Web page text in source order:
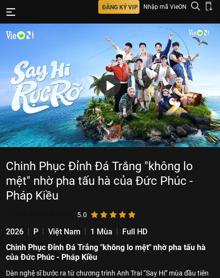
ĐĂNG KÝ VIP Nhập mã VieON
Chinh Phục Đỉnh Đá Trắng "không lo
mệt" nhờ pha tấu hà của Đức Phúc -
Pháp Kiều
5.0
2026 P Việt Nam 1 Mùa
Full HD
Chinh Phục Đỉnh Đá Trắng "không lo mệt" nhờ pha tấu hà
của Đức Phúc - Pháp Kiều
Dàn nghệ sĩ bước ra từ chương trình Anh Trai “Say Hi” mùa đầu tiên